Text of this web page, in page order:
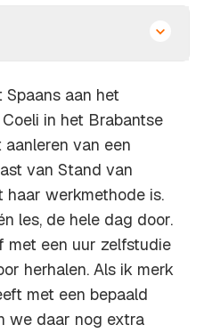
Spaans aan het
in het Brabantse
van een
van Stand van
werkmethode is.
les, de hele dag door.
met een uur zelfstudie
herhalen. Als ik merk
met een bepaald
we daar nog extra